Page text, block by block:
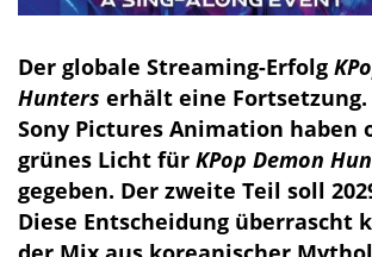
Der globale Streaming-Erfolg
Hunters erhält eine
Sony Pictures Animation haben
grünes Licht für KPop Demon
gegeben. Der zweite Teil soll
Diese Entscheidung überrascht